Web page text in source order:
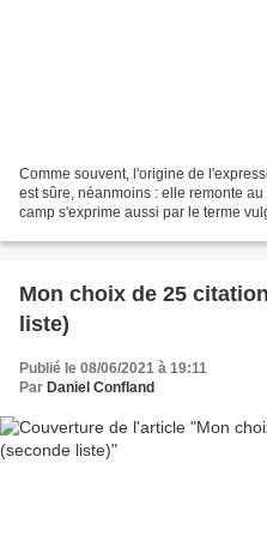
Comme souvent, l'origine de
est sûre, néanmoins : elle remonte
camp s'exprime aussi par le terme
Mon choix de 25
liste)
Publié le 08/06/2021 à 19:11
Par Daniel Confland